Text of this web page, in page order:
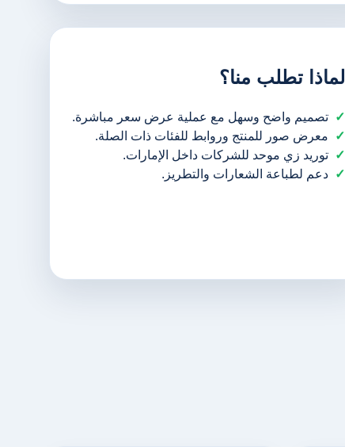
لماذا تطلب منا؟
تصميم واضح وسهل مع عملية عرض سعر مباشرة.
معرض صور للمنتج وروابط للفئات ذات الصلة.
توريد زي موحد للشركات داخل الإمارات.
دعم لطباعة الشعارات والتطريز.